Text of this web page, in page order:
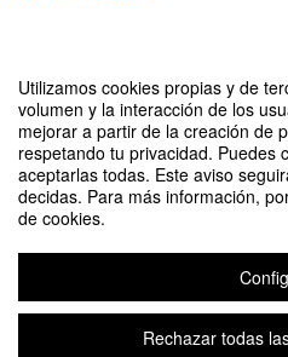
Utilizamos cookies propias y de
volumen y la interacción de los
mejorar a partir de la creación de
respetando tu privacidad. Puedes
aceptarlas todas. Este aviso
decidas. Para más información,
de cookies.
Rechazar todas
Compartir por email
Organizado por Fundación para la
Plataforma de